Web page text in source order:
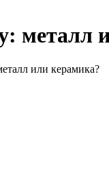
металл
или керамика?